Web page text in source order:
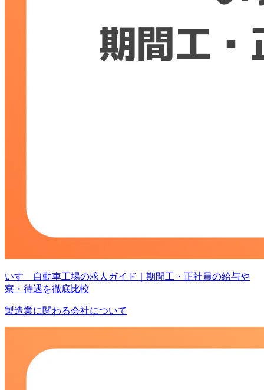
いすゞ自動車工場の求人ガイド｜期間工・正社員の給与や
寮・待遇を徹底比較
製造業に関わる会社について